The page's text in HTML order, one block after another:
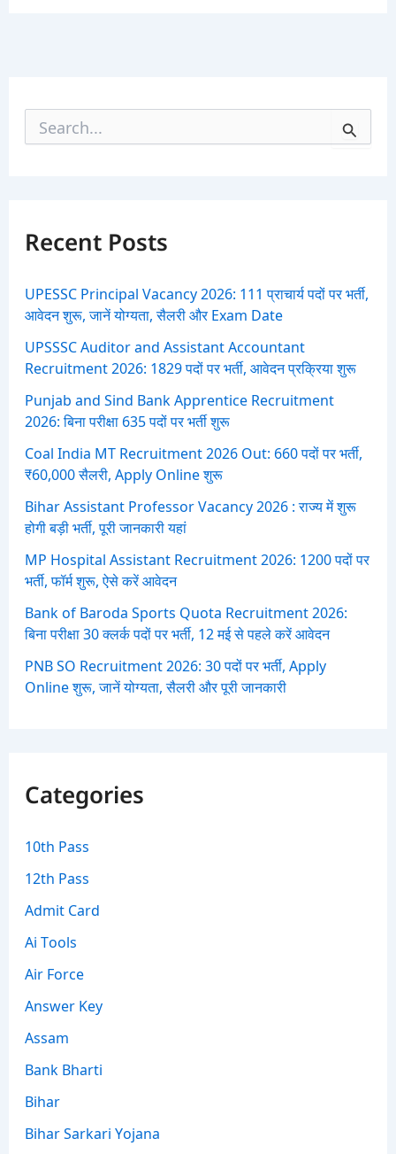
e
f
o
:
Recent Posts
UPESSC Principal Vacancy 2026: 111 प्राचार्य पदों पर भर्ती,
आवेदन शुरू, जानें योग्यता, सैलरी और Exam Date
UPSSSC Auditor and Assistant Accountant
Recruitment 2026: 1829 पदों पर भर्ती, आवेदन प्रक्रिया शुरू
Punjab and Sind Bank Apprentice Recruitment
2026: बिना परीक्षा 635 पदों पर भर्ती शुरू
Coal India MT Recruitment 2026 Out: 660 पदों पर भर्ती,
₹60,000 सैलरी, Apply Online शुरू
Bihar Assistant Professor Vacancy 2026 : राज्य में शुरू
होगी बड़ी भर्ती, पूरी जानकारी यहां
MP Hospital Assistant Recruitment 2026: 1200 पदों पर
भर्ती, फॉर्म शुरू, ऐसे करें आवेदन
Bank of Baroda Sports Quota Recruitment 2026:
बिना परीक्षा 30 क्लर्क पदों पर भर्ती, 12 मई से पहले करें आवेदन
PNB SO Recruitment 2026: 30 पदों पर भर्ती, Apply
Online शुरू, जानें योग्यता, सैलरी और पूरी जानकारी
Categories
10th Pass
12th Pass
Admit Card
Ai Tools
Air Force
Answer Key
Assam
Bank Bharti
Bihar
Bihar Sarkari Yojana